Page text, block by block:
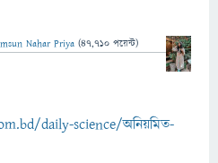
Nahar Priya (47,710 পয়েন্ট)
daily-science/অনিয়মিত-